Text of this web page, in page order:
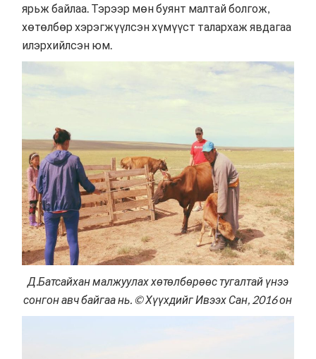
ярьж байлаа. Тэрээр мөн буянт малтай болгож,
хөтөлбөр хэрэгжүүлсэн хүмүүст талархаж явдагаа
илэрхийлсэн юм.
Д.Батсайхан малжуулах хөтөлбөрөөс тугалтай үнээ
сонгон авч байгаа нь. © Хүүхдийг Ивээх Сан, 2016 он